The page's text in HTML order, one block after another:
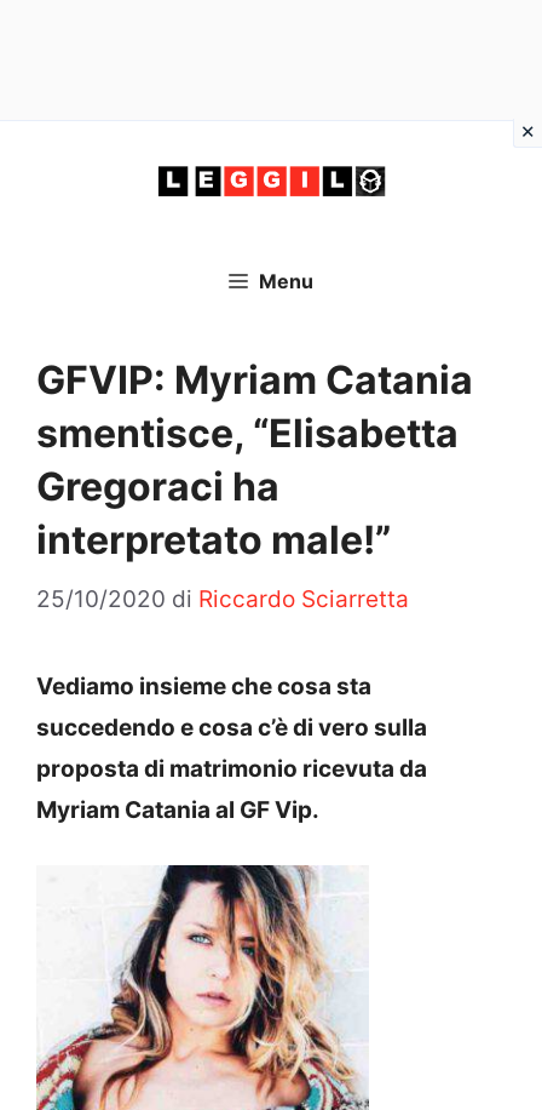
Menu
GFVIP: Myriam Catania
smentisce, “Elisabetta
Gregoraci ha
interpretato male!”
25/10/2020 di Riccardo Sciarretta
Vediamo insieme che cosa sta
succedendo e cosa c’è di vero sulla
proposta di matrimonio ricevuta da
Myriam Catania al GF Vip.